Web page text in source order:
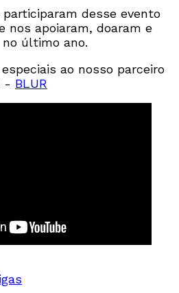
desse evento
nos apoiaram, doaram e
último ano.
ao nosso parceiro
- BLUR